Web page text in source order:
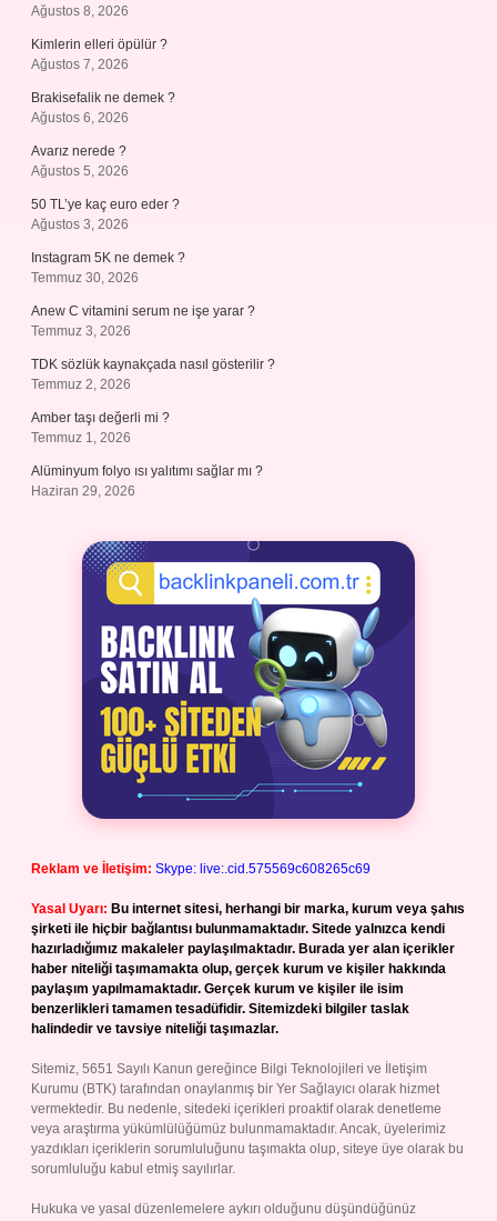
Ağustos 8, 2026
Kimlerin elleri öpülür ?
Ağustos 7, 2026
Brakisefalik ne demek ?
Ağustos 6, 2026
Avarız nerede ?
Ağustos 5, 2026
50 TL’ye kaç euro eder ?
Ağustos 3, 2026
Instagram 5K ne demek ?
Temmuz 30, 2026
Anew C vitamini serum ne işe yarar ?
Temmuz 3, 2026
TDK sözlük kaynakçada nasıl gösterilir ?
Temmuz 2, 2026
Amber taşı değerli mi ?
Temmuz 1, 2026
Alüminyum folyo ısı yalıtımı sağlar mı ?
Haziran 29, 2026
Reklam ve İletişim: Skype: live:.cid.575569c608265c69
Yasal Uyarı: Bu internet sitesi, herhangi bir marka, kurum veya şahıs
şirketi ile hiçbir bağlantısı bulunmamaktadır. Sitede yalnızca kendi
hazırladığımız makaleler paylaşılmaktadır. Burada yer alan içerikler
haber niteliği taşımamakta olup, gerçek kurum ve kişiler hakkında
paylaşım yapılmamaktadır. Gerçek kurum ve kişiler ile isim
benzerlikleri tamamen tesadüfidir. Sitemizdeki bilgiler taslak
halindedir ve tavsiye niteliği taşımazlar.
Sitemiz, 5651 Sayılı Kanun gereğince Bilgi Teknolojileri ve İletişim
Kurumu (BTK) tarafından onaylanmış bir Yer Sağlayıcı olarak hizmet
vermektedir. Bu nedenle, sitedeki içerikleri proaktif olarak denetleme
veya araştırma yükümlülüğümüz bulunmamaktadır. Ancak, üyelerimiz
yazdıkları içeriklerin sorumluluğunu taşımakta olup, siteye üye olarak bu
sorumluluğu kabul etmiş sayılırlar.
Hukuka ve yasal düzenlemelere aykırı olduğunu düşündüğünüz